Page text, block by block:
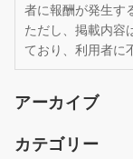
者に報酬が発生す
ただし、掲載内容
ており、利用者に
アーカイブ
カテゴリー